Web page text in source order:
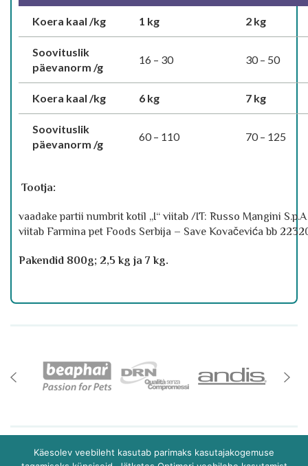
Koera kaal /kg 1 kg 2 kg
Soovituslik
päevanorm /g
16 – 30 30 – 50
Koera kaal /kg 6 kg 7 kg
Soovituslik
päevanorm /g
60 – 110 70 – 125
Tootja:
vaadake partii numbrit kotil „I“ viitab /IT: Russo Mangini
viitab Farmina pet Foods Serbija – Save Kovačevića bb
Pakendid 800g; 2,5 kg ja 7 kg.
Teemeistri 2/2 10916 Tallinn
Käesolev veebileht kasutab parimaks kasutajakogemuse